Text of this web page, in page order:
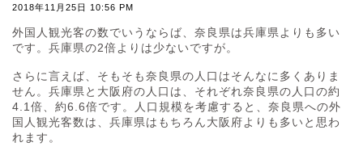
2018年11月25日 10:56 PM
外国人観光客の数でいうならば、奈良県は兵庫県よりも多い
です。兵庫県の2倍よりは少ないですが。
さらに言えば、そもそも奈良県の人口はそんなに多くありま
せん。兵庫県と大阪府の人口は、それぞれ奈良県の人口の約
4.1倍、約6.6倍です。人口規模を考慮すると、奈良県への外
国人観光客数は、兵庫県はもちろん大阪府よりも多いと思わ
れます。